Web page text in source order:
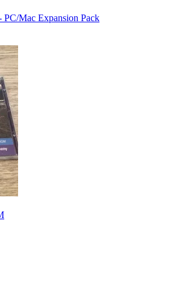
Mac Expansion Pack